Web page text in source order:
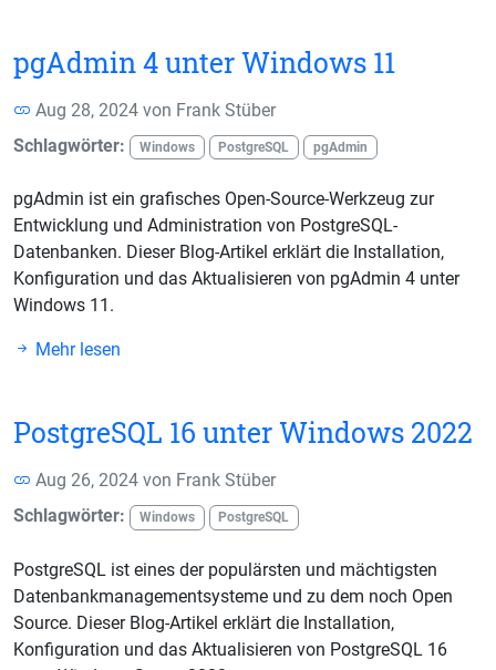
pgAdmin 4 unter Windows 11
Aug 28, 2024 von Frank Stüber
Schlagwörter:
Windows PostgreSQL pgAdmin
pgAdmin ist ein grafisches Open-Source-Werkzeug zur
Entwicklung und Administration von PostgreSQL-
Datenbanken. Dieser Blog-Artikel erklärt die Installation,
Konfiguration und das Aktualisieren von pgAdmin 4 unter
Windows 11.
Mehr lesen
PostgreSQL 16 unter Windows 2022
Aug 26, 2024 von Frank Stüber
Schlagwörter:
Windows PostgreSQL
PostgreSQL ist eines der populärsten und mächtigsten
Datenbankmanagementsysteme und zu dem noch Open
Source. Dieser Blog-Artikel erklärt die Installation,
Konfiguration und das Aktualisieren von PostgreSQL 16